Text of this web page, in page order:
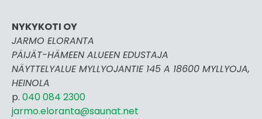
NYKYKOTI OY
JARMO ELORANTA
PÄIJÄT-HÄMEEN ALUEEN EDUSTAJA
NÄYTTELYALUE MYLLYOJANTIE 145 A 18600 MYLLYOJA,
HEINOLA
p. 040 084 2300
jarmo.eloranta@saunat.net